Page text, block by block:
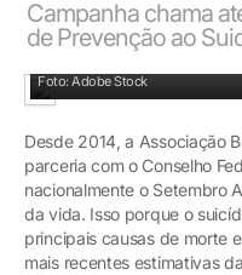
Campanha chama
de Prevenção ao
Foto: Adobe Stock
Desde 2014, a Associação
parceria com o Conselho
nacionalmente o Setembro
da vida. Isso porque o
principais causas de morte
mais recentes estimativas